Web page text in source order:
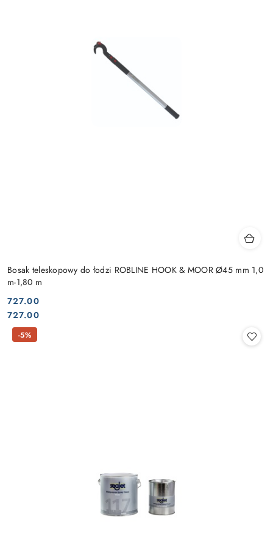
Bosak teleskopowy do łodzi ROBLINE HOOK & MOOR Ø45 mm 1,0
m-1,80 m
Cena:
727.00
Cena:
727.00
-5%